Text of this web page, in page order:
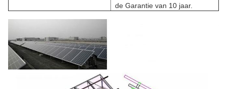
de Garantie van 10 jaar.